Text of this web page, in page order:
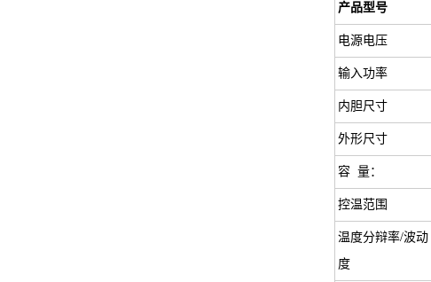
产品型号
电源电压
输入功率
内胆尺寸
外形尺寸
容 量：
控温范围
温度分辩率/波动
度